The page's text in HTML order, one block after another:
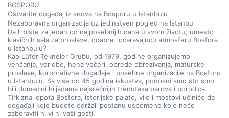
BOSPORU
Ostvarite događaj iz snova na Bosporu u Istanbulu
Nezaboravna organizacija uz jedinstven pogled na Istanbul
Da li biste za jedan od najposebnijih dana u svom životu, umesto
klasičnih sala za proslave, odabrali očaravajuću atmosferu Bosfora
u Istanbulu?
Kao Lüfer Tekneler Grubu, od 1979. godine organizujemo
venčanja, veridbe, hena večeri, obrede obrezivanja, maturske
proslave, korporativne događaje i posebne organizacije na Bosforu
u Istanbulu. Sa više od 45 godina iskustva, ponosni smo što smo
bili domaćini hiljadama najsrećnijih trenutaka parova i porodica.
Tirkizna lepota Bosfora, istorijske palate, vile i mostovi učiniće da
događaji koje budete održali postanu uspomene koje neće
zaboraviti ni vi ni vaši gosti.